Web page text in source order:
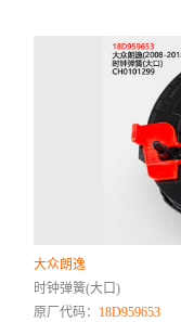
大众朗逸
时钟弹簧(大口)
原厂代码： 18D959653